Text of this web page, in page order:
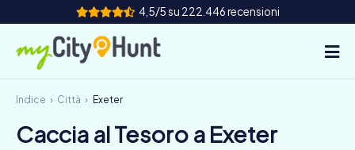
4,5/5 su 222.446 recensioni
Come funziona
Città
Indice Città Exeter
Caccia al Tesoro a Exeter